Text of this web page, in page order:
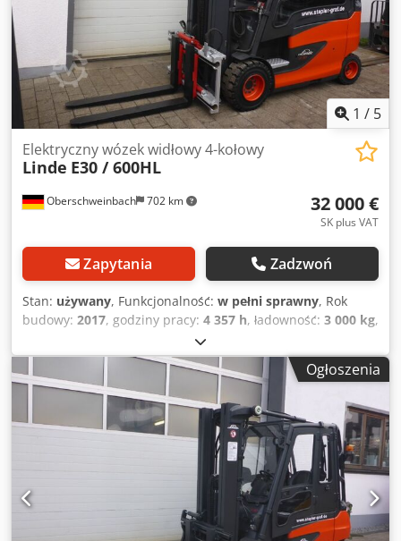
1 / 5
Oberschweinbach 702 km
Elektryczny wózek widłowy 4-kołowy
Linde E30 / 600HL
32 000 €
SK plus VAT
Zapytania Zadzwoń
Stan: używany, Funkcjonalność: w pełni sprawny, Rok
budowy: 2017, godziny pracy: 4 357 h, ładowność: 3 000 kg,
6 880 mm
elektryczny, typ masztu:triplex, wysokość konstrukcyjna:
2 974 mm
, typ napędu:Elektro, Elektryczny 4-kołowy
wózek widłowy Środek ciężkości: 600 Typ masztu: Triplex
Stan: gotowy do użycia i w pełni funkcjonalny Cedpfx Agju
Adrbjnorf Stan techniczny: dobry Przesuw boczny,
pozycjoner wideł, 3. zawór, 4. zawór, ogrzewanie, pełna
Ogłoszenia